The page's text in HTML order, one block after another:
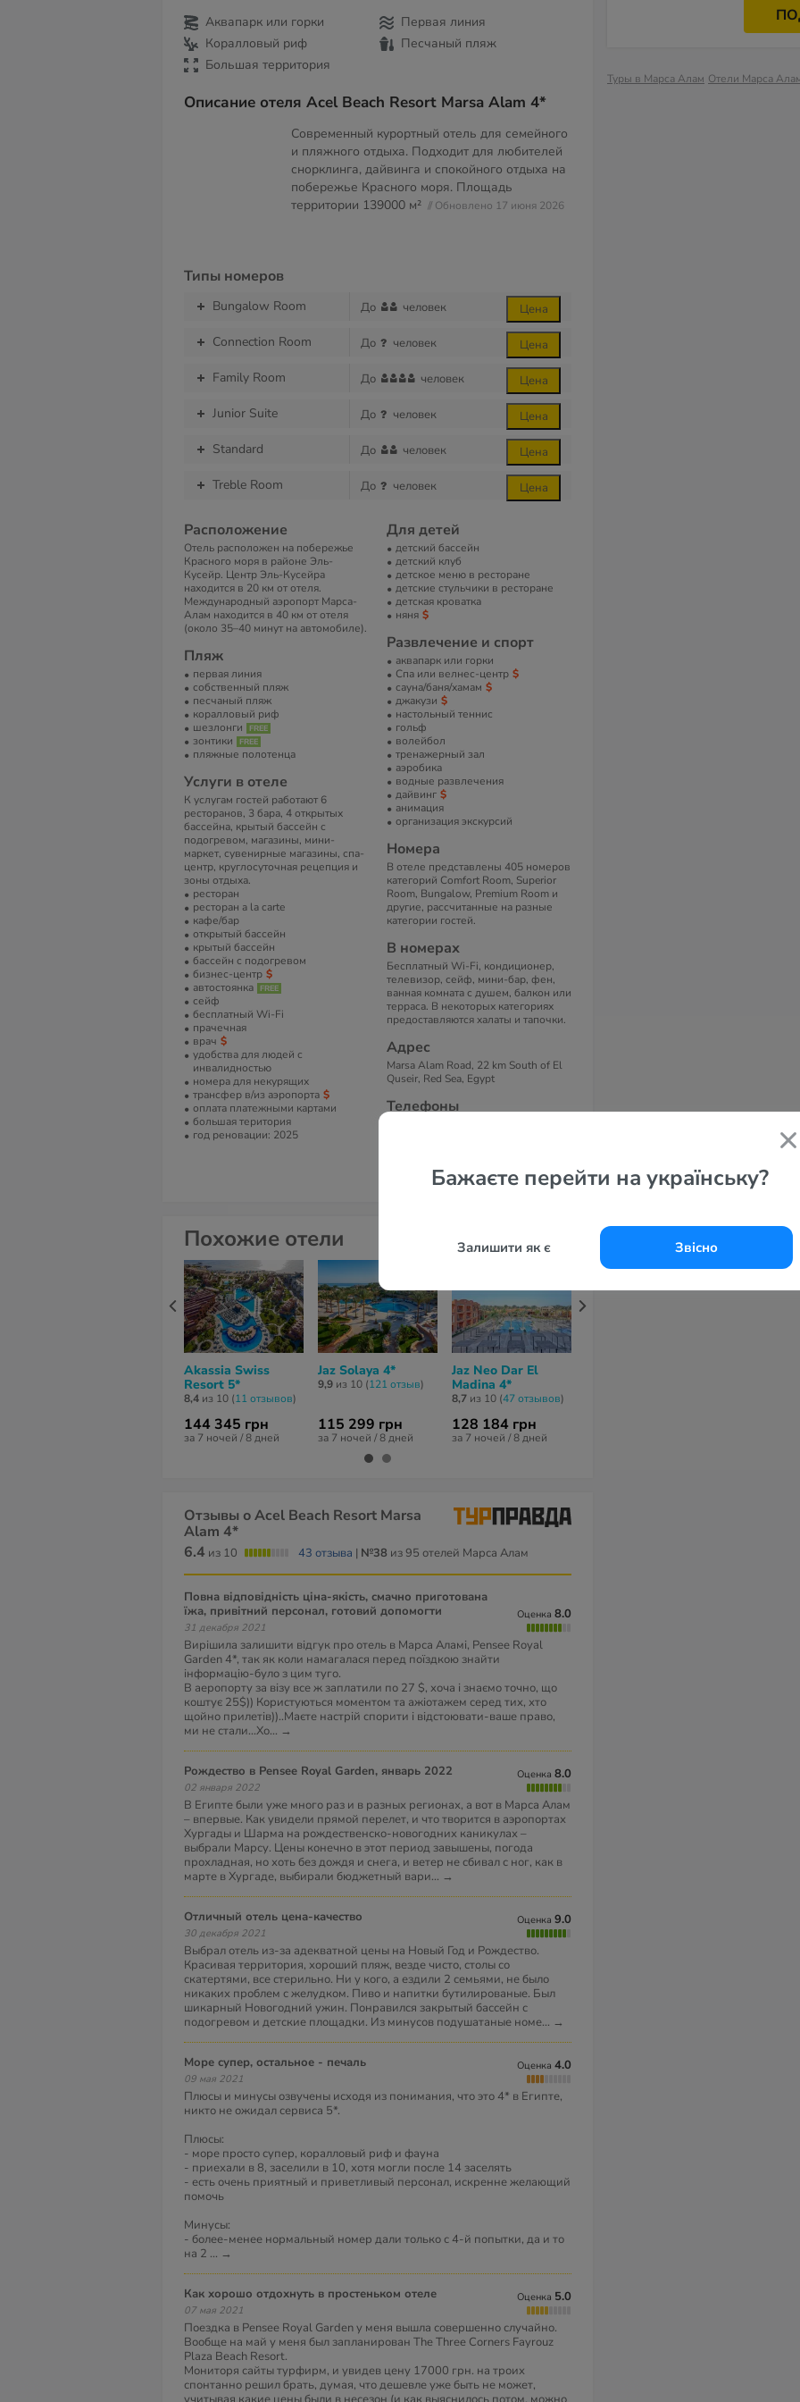
Бажаєте перейти на українську?
Залишити як є Звісно
Аквапарк или горки
Первая линия
Коралловый риф
Песчаный пляж
Большая территория
Описание отеля Acel Beach Resort Marsa Alam 4*
Современный курортный отель для семейного
и пляжного отдыха. Подходит для любителей
снорклинга, дайвинга и спокойного отдыха на
побережье Красного моря. Площадь
территории 139000 м² // Обновлено 17 июня 2026
Типы номеров
Bungalow Room До человек Цена
Connection Room До человек Цена
Family Room До человек Цена
Junior Suite До человек Цена
Standard До человек Цена
Treble Room До человек Цена
Расположение
Отель расположен на побережье
Красного моря в районе Эль-
Кусейр. Центр Эль-Кусейра
находится в 20 км от отеля.
Международный аэропорт Марса-
Алам находится в 40 км от отеля
(около 35–40 минут на автомобиле).
Пляж
первая линия
собственный пляж
песчаный пляж
коралловый риф
шезлонги
зонтики
пляжные полотенца
Услуги в отеле
К услугам гостей работают 6
ресторанов, 3 бара, 4 открытых
бассейна, крытый бассейн с
подогревом, магазины, мини-
маркет, сувенирные магазины, спа-
центр, круглосуточная рецепция и
зоны отдыха.
ресторан
ресторан a la carte
кафе/бар
открытый бассейн
крытый бассейн
бассейн с подогревом
бизнес-центр
автостоянка
сейф
бесплатный Wi-Fi
прачечная
врач
удобства для людей с
инвалидностью
номера для некурящих
трансфер в/из аэропорта
оплата платежными картами
большая територия
год реновации: 2025
Для детей
детский бассейн
детский клуб
детское меню в ресторане
детские стульчики в ресторане
детская кроватка
няня
Развлечение и спорт
аквапарк или горки
Спа или велнес-центр
сауна/баня/хамам
джакузи
настольный теннис
гольф
волейбол
тренажерный зал
аэробика
водные развлечения
дайвинг
анимация
организация экскурсий
Номера
В отеле представлены 405 номеров
категорий Comfort Room, Superior
Room, Bungalow, Premium Room и
другие, рассчитанные на разные
категории гостей.
В номерах
Бесплатный Wi-Fi, кондиционер,
телевизор, сейф, мини-бар, фен,
ванная комната с душем, балкон или
терраса. В некоторых категориях
предоставляются халаты и тапочки.
Адрес
Marsa Alam Road, 22 km South of El
Quseir, Red Sea, Egypt
Телефоны
info@acelbay.com
Туры в Марса Алам Отели Марса
Похожие отели
Akassia Swiss
Resort 5*
8,4 из 10 (11 отзывов)
144 345 грн
за 7 ночей / 8 дней
Jaz Solaya 4*
9,9 из 10 (121 отзыв)
115 299 грн
за 7 ночей / 8 дней
Jaz Neo Dar El
Madina 4*
8,7 из 10 (47 отзывов)
128 184 грн
за 7 ночей / 8 дней
Отзывы о Acel Beach Resort Marsa
Alam 4*
6.4 из 10 43 отзыва | №38 из 95 отелей Марса Алам
Повна відповідність ціна-якість, смачно приготована
їжа, привітний персонал, готовий допомогти
31 декабря 2021
Оценка
8.0
Вирішила залишити відгук про отель в Марса Аламі, Pensee Royal
Garden 4*, так як коли намагалася перед поїздкою знайти
інформацію-було з цим туго.
В аеропорту за візу все ж заплатили по 27 $, хоча і знаємо точно, що
коштує 25$)) Користуються моментом та ажіотажем серед тих, хто
щойно прилетів))..Маєте настрій спорити і відстоювати-ваше право,
ми не стали...Хо... →
Рождество в Pensee Royal Garden, январь 2022
02 января 2022
Оценка
8.0
В Египте были уже много раз и в разных регионах, а вот в Марса Алам
– впервые. Как увидели прямой перелет, и что творится в аэропортах
Хургады и Шарма на рождественско-новогодних каникулах –
выбрали Марсу. Цены конечно в этот период завышены, погода
прохладная, но хоть без дождя и снега, и ветер не сбивал с ног, как в
марте в Хургаде, выбирали бюджетный вари... →
Отличный отель цена-качество
30 декабря 2021
Оценка
9.0
Выбрал отель из-за адекватной цены на Новый Год и Рождество.
Красивая территория, хороший пляж, везде чисто, столы со
скатертями, все стерильно. Ни у кого, а ездили 2 семьями, не было
никаких проблем с желудком. Пиво и напитки бутилированые. Был
шикарный Новогодний ужин. Понравился закрытый бассейн с
подогревом и детские площадки. Из минусов подушатаные номе... →
Море супер, остальное - печаль
09 мая 2021
Оценка
4.0
Плюсы и минусы озвучены исходя из понимания, что это 4* в Египте,
никто не ожидал сервиса 5*.
Плюсы:
- море просто супер, коралловый риф и фауна
- приехали в 8, заселили в 10, хотя могли после 14 заселять
- есть очень приятный и приветливый персонал, искренне желающий
помочь
Минусы:
- более-менее нормальный номер дали только с 4-й попытки, да и то
на 2 ... →
Как хорошо отдохнуть в простеньком отеле
07 мая 2021
Оценка
5.0
Поездка в Pensee Royal Garden у меня вышла совершенно случайно.
Вообще на май у меня был запланирован The Three Corners Fayrouz
Plaza Beach Resort.
Мониторя сайты турфирм, и увидев цену 17000 грн. на троих
спонтанно решил брать, думая, что дешевле уже быть не может,